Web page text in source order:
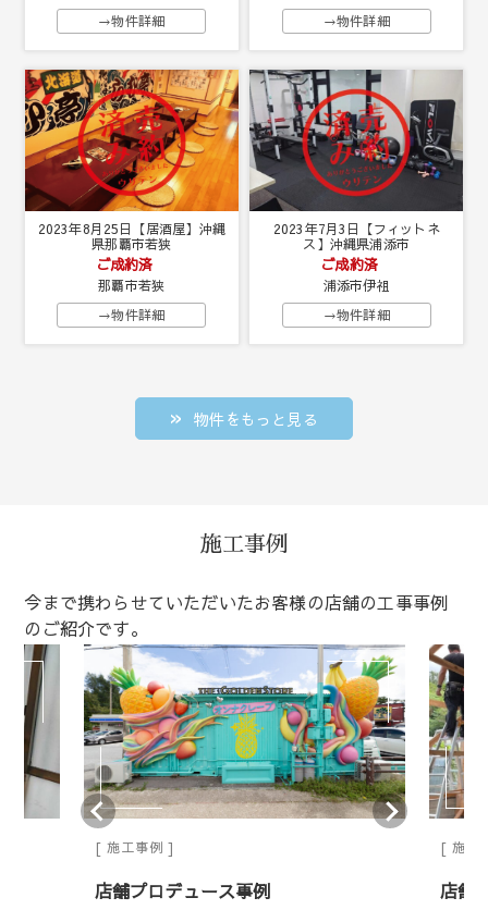
→物件詳細 →物件詳細
2023年8月25日【居酒屋】沖縄
県那覇市若狭
ご成約済
那覇市若狭
→物件詳細
2023年7月3日【フィットネ
ス】沖縄県浦添市
ご成約済
浦添市伊祖
→物件詳細
物件をもっと見る
施工事例
今まで携わらせていただいたお客様の店舗の工事事例
のご紹介です。
施工事例
店舗プロデュース事例
施工
店舗